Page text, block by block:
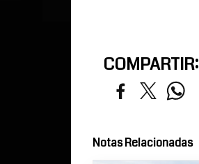
COMPARTIR:
Notas Relacionadas